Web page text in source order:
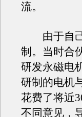
流。
由于自己
制。当时合
研发永磁电
研制的电机
花费了将近
不同意见，